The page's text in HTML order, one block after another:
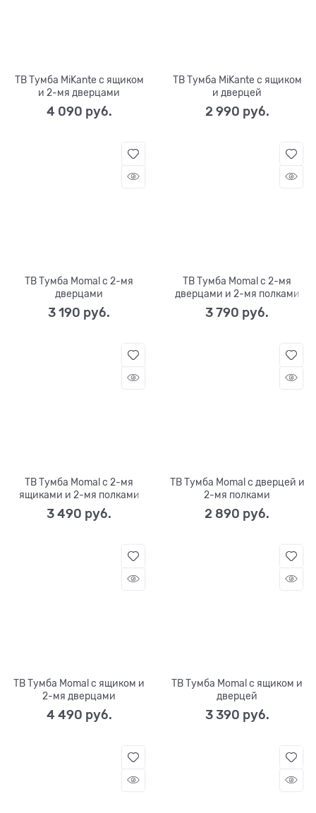
ТВ Тумба MiKante с ящиком
и 2-мя дверцами
4 090 руб.
ТВ Тумба MiKante с ящиком
и дверцей
2 990 руб.
ТВ Тумба Momal с 2-мя
дверцами
3 190 руб.
ТВ Тумба Momal с 2-мя
дверцами и 2-мя полками
3 790 руб.
ТВ Тумба Momal с 2-мя
ящиками и 2-мя полками
3 490 руб.
ТВ Тумба Momal с дверцей и
2-мя полками
2 890 руб.
ТВ Тумба Momal с ящиком и
2-мя дверцами
4 490 руб.
ТВ Тумба Momal с ящиком и
дверцей
3 390 руб.